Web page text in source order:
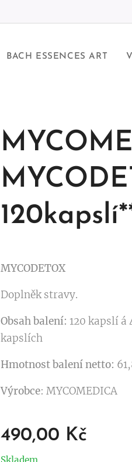
BACH ESSENCES ART
MYCODETOX
Doplněk stravy.
Obsah balení: 120 kapslí
kapslích
Hmotnost balenínetto:
Výrobce: MYCOMEDICA
490,00 Kč